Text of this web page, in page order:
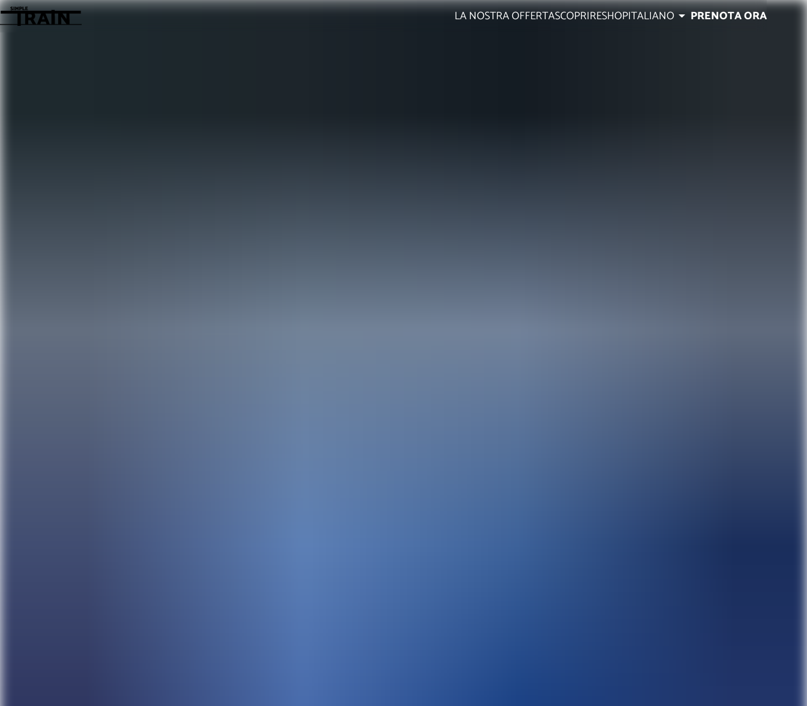
LA NOSTRA OFFERTASCOPRIRESHOPITALIANO PRENOTA ORA